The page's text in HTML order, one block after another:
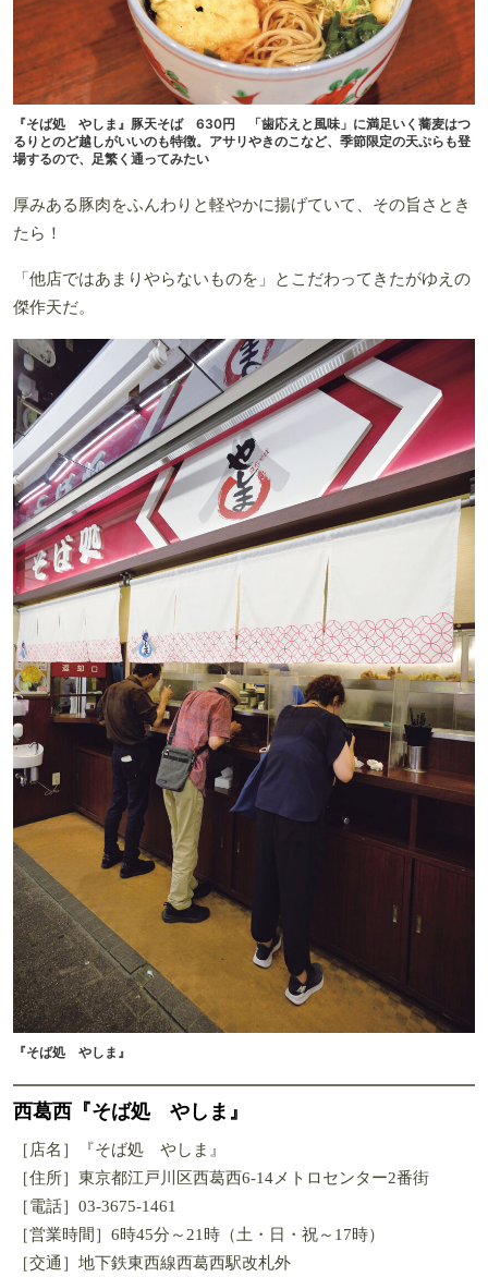
『そば処 やしま』豚天そば 630円 「歯応えと風味」に満足いく蕎麦はつ
るりとのど越しがいいのも特徴。アサリやきのこなど、季節限定の天ぷらも登
場するので、足繁く通ってみたい
厚みある豚肉をふんわりと軽やかに揚げていて、その旨さとき
たら！
「他店ではあまりやらないものを」とこだわってきたがゆえの
傑作天だ。
『そば処 やしま』
西葛西『そば処 やしま』
［店名］『そば処 やしま』
［住所］東京都江戸川区西葛西6-14メトロセンター2番街
［電話］03-3675-1461
［営業時間］6時45分～21時（土・日・祝～17時）
［交通］地下鉄東西線西葛西駅改札外